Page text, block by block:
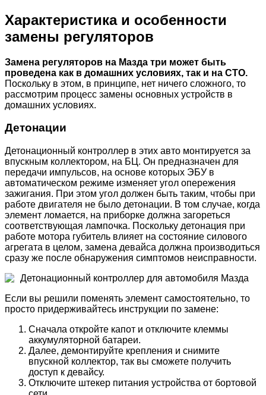
Характеристика и особенности
замены регуляторов
Замена регуляторов на Мазда три может быть
проведена как в домашних условиях, так и на СТО.
Поскольку в этом, в принципе, нет ничего сложного, то
рассмотрим процесс замены основных устройств в
домашних условиях.
Детонации
Детонационный контроллер в этих авто монтируется за
впускным коллектором, на БЦ. Он предназначен для
передачи импульсов, на основе которых ЭБУ в
автоматическом режиме изменяет угол опережения
зажигания. При этом угол должен быть таким, чтобы при
работе двигателя не было детонации. В том случае, когда
элемент ломается, на приборке должна загореться
соответствующая лампочка. Поскольку детонация при
работе мотора губитель влияет на состояние силового
агрегата в целом, замена девайса должна производиться
сразу же после обнаружения симптомов неисправности.
Детонационный контроллер для автомобиля Мазда
Если вы решили поменять элемент самостоятельно, то
просто придерживайтесь инструкции по замене:
Сначала откройте капот и отключите клеммы
аккумуляторной батареи.
Далее, демонтируйте крепления и снимите
впускной коллектор, так вы сможете получить
доступ к девайсу.
Отключите штекер питания устройства от бортовой